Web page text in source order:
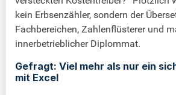
kein Erbsenzähler, sondern der
Fachbereichen, Zahlenflüsterer und
innerbetrieblicher Diplommat.
Gefragt: Viel mehr als nur ein
mit Excel